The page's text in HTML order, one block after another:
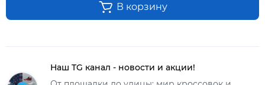
В корзину
Наш TG канал - новости и акции!